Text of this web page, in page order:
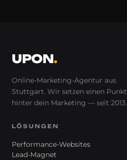
UPON.
Online-Marketing-Agentur aus
Stuttgart. Wir setzen einen Punkt
hinter dein Marketing — seit 2013.
LÖSUNGEN
Performance-Websites
Lead-Magnet